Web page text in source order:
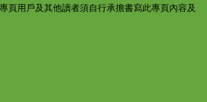
頁用戶及其他讀者須自行承擔書寫此專頁內容及